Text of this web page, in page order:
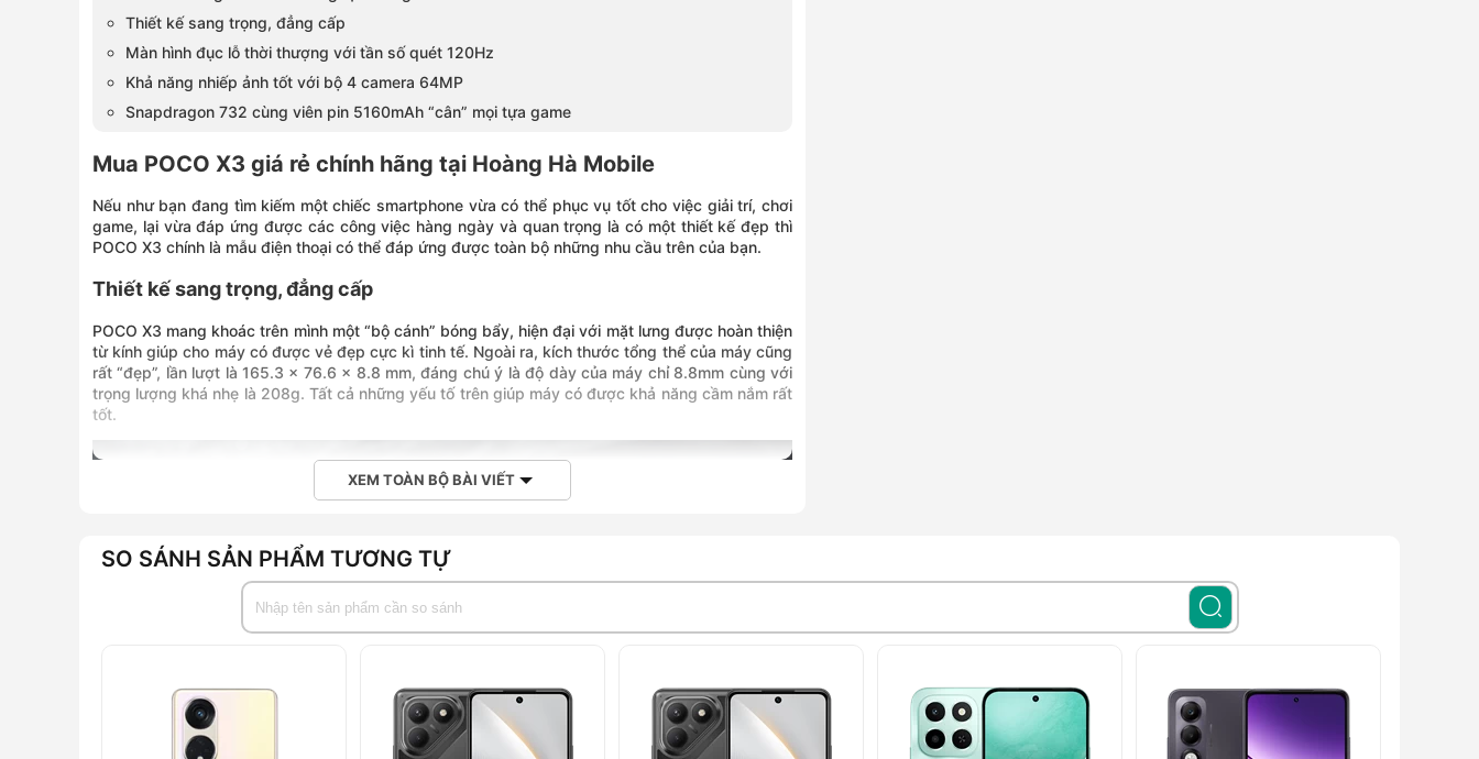
Thiết kế sang trọng, đẳng cấp
Màn hình đục lỗ thời thượng với tần số quét 120Hz
Khả năng nhiếp ảnh tốt với bộ 4 camera 64MP
Snapdragon 732 cùng viên pin 5160mAh “cân” mọi tựa game
Mua POCO X3 giá rẻ chính hãng tại Hoàng Hà Mobile
Nếu như bạn đang tìm kiếm một chiếc smartphone vừa có thể phục vụ tốt cho việc giải trí, chơi
game, lại vừa đáp ứng được các công việc hàng ngày và quan trọng là có một thiết kế đẹp thì
POCO X3 chính là mẫu điện thoại có thể đáp ứng được toàn bộ những nhu cầu trên của bạn.
Thiết kế sang trọng, đẳng cấp
POCO X3 mang khoác trên mình một “bộ cánh” bóng bẩy, hiện đại với mặt lưng được hoàn thiện
từ kính giúp cho máy có được vẻ đẹp cực kì tinh tế. Ngoài ra, kích thước tổng thể của máy cũng
rất “đẹp”, lần lượt là 165.3 x 76.6 x 8.8 mm, đáng chú ý là độ dày của máy chỉ 8.8mm cùng với
trọng lượng khá nhẹ là 208g. Tất cả những yếu tố trên giúp máy có được khả năng cầm nắm rất
tốt.
XEM TOÀN BỘ BÀI VIẾT
SO SÁNH SẢN PHẨM TƯƠNG TỰ